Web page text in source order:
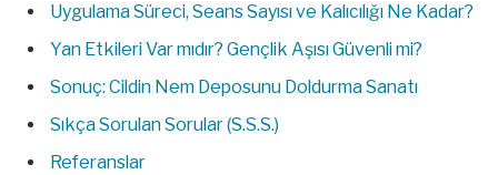
Uygulama Süreci, Seans Sayısı ve Kalıcılığı Ne Kadar?
Yan Etkileri Var mıdır? Gençlik Aşısı Güvenli mi?
Sonuç: Cildin Nem Deposunu Doldurma Sanatı
Sıkça Sorulan Sorular (S.S.S.)
Referanslar